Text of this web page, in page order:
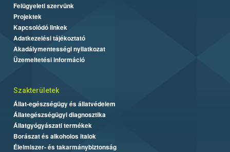
Felügyeleti szervünk
Projektek
Kapcsolódó linkek
Adatkezelési tájékoztató
Akadálymentességi nyilatkozat
Üzemeltetési információ
Szakterületek
Állat-egészségügy és állatvédelem
Állategészségügyi diagnosztika
Állatgyógyászati termékek
Borászat és alkoholos italok
Élelmiszer- és takarmánybiztonság